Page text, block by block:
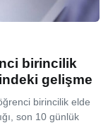
birincilik
gelişme
birincilik elde
son 10 günlük